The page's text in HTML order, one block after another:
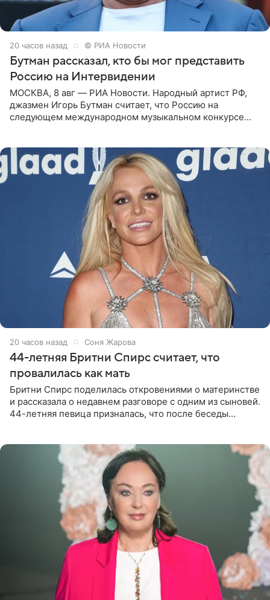
20 часов назад © РИА Новости
Бутман рассказал, кто бы мог представить
Россию на Интервидении
МОСКВА, 8 авг — РИА Новости. Народный артист РФ,
джазмен Игорь Бутман считает, что Россию на
следующем международном музыкальном конкурсе
20 часов назад Соня Жарова
44-летняя Бритни Спирс считает, что
провалилась как мать
Бритни Спирс поделилась откровениями о материнстве
и рассказала о недавнем разговоре с одним из сыновей.
44-летняя певица призналась, что после беседы